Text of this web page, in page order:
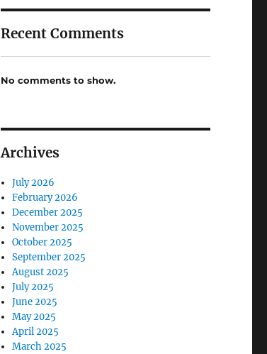
Recent Comments
No comments to show.
Archives
July 2026
February 2026
December 2025
November 2025
October 2025
September 2025
August 2025
July 2025
June 2025
May 2025
April 2025
March 2025